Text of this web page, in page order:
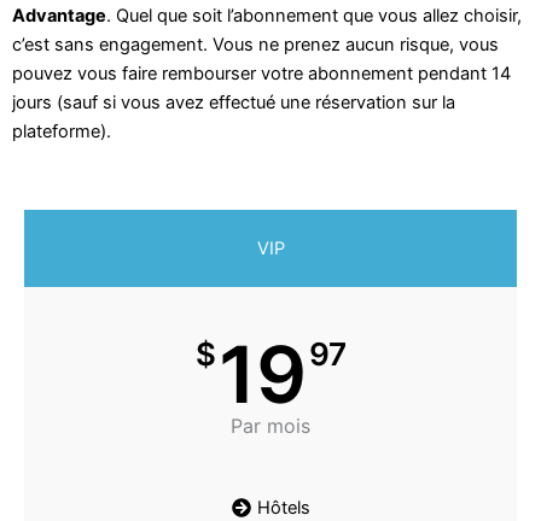
Advantage. Quel que soit l’abonnement que vous allez choisir,
c’est sans engagement. Vous ne prenez aucun risque, vous
pouvez vous faire rembourser votre abonnement pendant 14
jours (sauf si vous avez effectué une réservation sur la
plateforme).
VIP
$1997
Par mois
Hôtels